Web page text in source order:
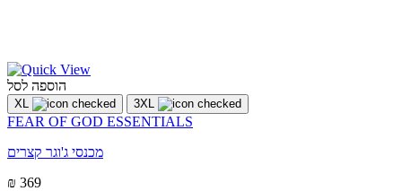
הוספה לסל
XL 3XL
FEAR OF GOD ESSENTIALS
מכנסי ג'וגר קצרים
₪ 369